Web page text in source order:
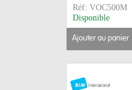
Réf: VOC500M
Disponible
ajouter au panier